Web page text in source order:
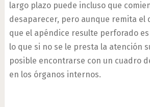
largo plazo puede incluso que
desaparecer, pero aunque remita el
que el apéndice resulte perforado
lo que si no se le presta la atención
posible encontrarse con un cuadro
en los órganos internos.